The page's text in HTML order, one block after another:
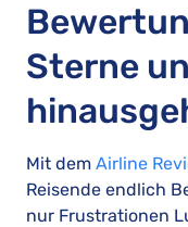
Sterne
Mit dem Airline
Reisende endlich
nur Frustrationen